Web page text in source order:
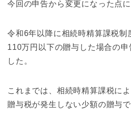
今回の申告から変更になった点
令和6年以降に相続時精算課税制
110万円以下の贈与した場合の申
した。
これまでは、相続時精算課税に
贈与税が発生しない少額の贈与で